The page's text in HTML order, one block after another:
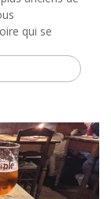
qui se